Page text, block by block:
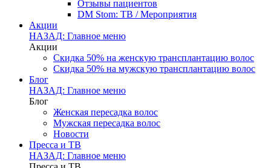
Отзывы пациентов
DM Stom: ТВ / Мероприятия
Акции
НАЗАД: Главное меню
Акции
Скидка 50% на женскую трансплантацию волос
Скидка 50% на мужскую трансплантацию волос
Блог
НАЗАД: Главное меню
Блог
Женская пересадка волос
Мужская пересадка волос
Новости
Пресса и ТВ
НАЗАД: Главное меню